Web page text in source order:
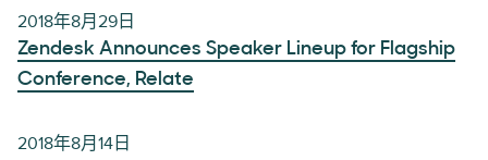
2018年8月29日
Zendesk Announces Speaker Lineup for Flagship
Conference, Relate
2018年8月14日